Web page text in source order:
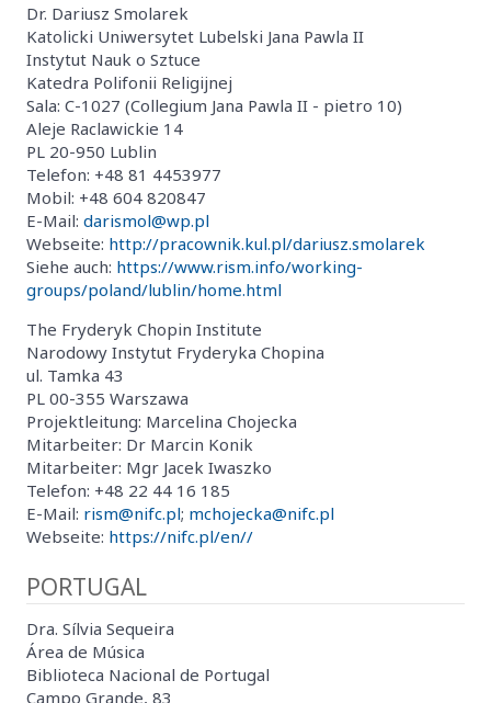
Dr. Dariusz Smolarek
Katolicki Uniwersytet Lubelski Jana Pawla II
Instytut Nauk o Sztuce
Katedra Polifonii Religijnej
Sala: C-1027 (Collegium Jana Pawla II - pietro 10)
Aleje Raclawickie 14
PL 20-950 Lublin
Telefon: +48 81 4453977
Mobil: +48 604 820847
E-Mail: darismol@wp.pl
Webseite: http://pracownik.kul.pl/dariusz.smolarek
Siehe auch: https://www.rism.info/working-
groups/poland/lublin/home.html
The Fryderyk Chopin Institute
Narodowy Instytut Fryderyka Chopina
ul. Tamka 43
PL 00-355 Warszawa
Projektleitung: Marcelina Chojecka
Mitarbeiter: Dr Marcin Konik
Mitarbeiter: Mgr Jacek Iwaszko
Telefon: +48 22 44 16 185
E-Mail: rism@nifc.pl; mchojecka@nifc.pl
Webseite: https://nifc.pl/en//
PORTUGAL
Dra. Sílvia Sequeira
Área de Música
Biblioteca Nacional de Portugal
Campo Grande, 83